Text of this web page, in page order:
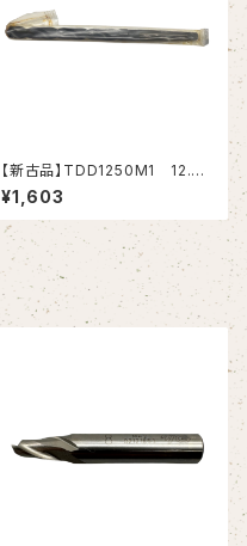
【新古品】TDD1250M1 12.5
テーパーシャンクドリル 12.5xM
T1 (MITSUBISHI）
¥1,603